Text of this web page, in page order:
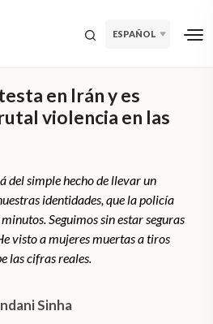
ESPAÑOL
en Irán y es
violencia en las
del simple hecho de llevar un
identidades, que la policía
Seguimos sin estar seguras
visto a mujeres muertas a tiros
las cifras reales.
Sinha